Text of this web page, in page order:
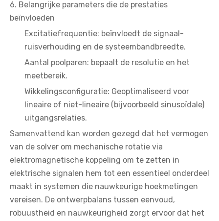
6. Belangrijke parameters die de prestaties
beïnvloeden
Excitatiefrequentie: beïnvloedt de signaal-
ruisverhouding en de systeembandbreedte.
Aantal poolparen: bepaalt de resolutie en het
meetbereik.
Wikkelingsconfiguratie: Geoptimaliseerd voor
lineaire of niet-lineaire (bijvoorbeeld sinusoïdale)
uitgangsrelaties.
Samenvattend kan worden gezegd dat het vermogen
van de solver om mechanische rotatie via
elektromagnetische koppeling om te zetten in
elektrische signalen hem tot een essentieel onderdeel
maakt in systemen die nauwkeurige hoekmetingen
vereisen. De ontwerpbalans tussen eenvoud,
robuustheid en nauwkeurigheid zorgt ervoor dat het